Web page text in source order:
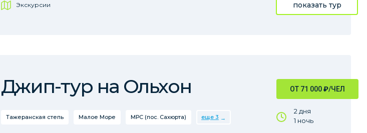
Экскурсии показать тур
ОТ 71 000₽/ЧЕЛ
2 дня
1 ночь
Джип-тур на Ольхон
Тажеранская степь Малое Море МРС (пос. Сахюрта) еще 3